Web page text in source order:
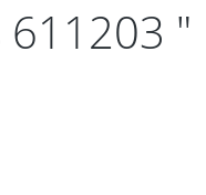
"